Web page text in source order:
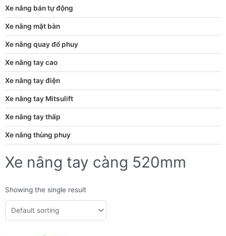
Xe nâng bán tự động
Xe nâng mặt bàn
Xe nâng quay đổ phuy
Xe nâng tay cao
Xe nâng tay điện
Xe nâng tay Mitsulift
Xe nâng tay thấp
Xe nâng thùng phuy
Xe nâng tay càng 520mm
Showing the single result